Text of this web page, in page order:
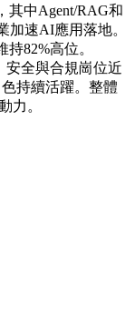
其中Agent/RAG和
加速AI應用落地。
82%高位。
安全與合規崗位近
色持續活躍。整體
力。